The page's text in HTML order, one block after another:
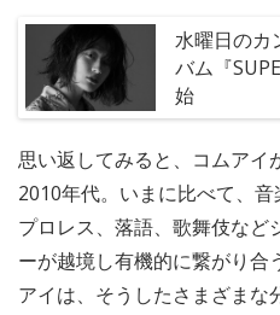
水曜日のカ
バム『
始
思い返してみると、コムアイ
2010年代。いまに比べて、音
プロレス、落語、歌舞伎など
ーが越境し有機的に繋がり合
アイは、そうしたさまざまな